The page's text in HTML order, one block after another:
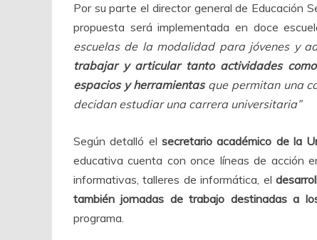
Por su parte el director general de Educación
propuesta será implementada en doce
escuelas de la modalidad para jóvenes y
trabajar y articular tanto actividades
espacios y herramientasque permitan una
decidan estudiar una carrera universitaria”
Según detalló el secretario académico de la
educativa cuenta con once líneas de acción
informativas, talleres de informática, el
también jornadas de trabajo destinadas a
programa.